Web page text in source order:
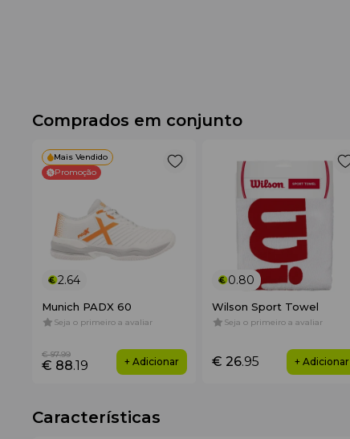
Comprados em conjunto
Mais Vendido
Promoção
2.64
Munich PADX 60
Seja o primeiro a avaliar
€ 88.19
€ 97.99
+ Adicionar
0.80
Wilson Sport Towel
Seja o primeiro a avaliar
€ 26.95 + Adicionar
Características